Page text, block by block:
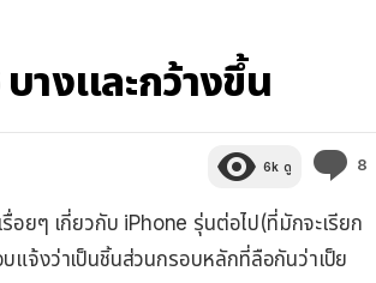
างและกว้างขึ้น
6k ดู 8
อยๆ เกี่ยวกับ iPhone รุ่นต่อไป(ที่มักจะเรียก
จ้งว่าเป็นชิ้นส่วนกรอบหลักที่ลือกันว่าเป็ย